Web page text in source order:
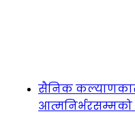
सैनिक कल्याणकारी
आत्मनिर्भरसम्मको